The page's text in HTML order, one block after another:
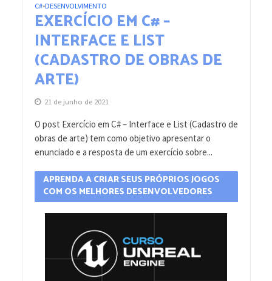
C#•DESENVOLVIMENTO
EXERCÍCIO EM C# –
INTERFACE E LIST
(CADASTRO DE OBRAS DE
ARTE)
21 de junho de 2021
O post Exercício em C# – Interface e List (Cadastro de
obras de arte) tem como objetivo apresentar o
enunciado e a resposta de um exercício sobre...
APRENDA A CRIAR SEUS PRÓPRIOS JOGOS
COM OS MELHORES DESENVOLVEDORES